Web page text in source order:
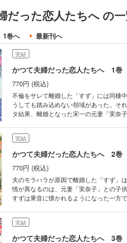
だった恋人たちへ の
1巻へ 最新刊へ
完結
かつて夫婦だった恋人たちへ 1巻
770円 (税込)
不倫をサレて離婚した「すず」には同棲
うしても踏み込めない領域があった。そ
タ結果、離婚となった宋一の元妻「実
完結
かつて夫婦だった恋人たちへ 2巻
770円 (税込)
夫のモラハラが原因で離婚した「すず」
情が異なるのは、元妻「実奈子」との子
すずは果音に懐かれるようになった一方
完結
かつて夫婦だった恋人たちへ 3巻